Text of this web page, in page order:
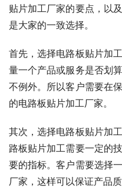
贴片加工厂家的要点，以
是大家的一致选择。
首先，选择电路板贴片加
量一个产品或服务是否划
不例外。所以客户需要在
的电路板贴片加工厂家。
其次，选择电路板贴片加
路板贴片加工需要一定的
要的指标。客户需要选择
厂家，这样可以保证产品质